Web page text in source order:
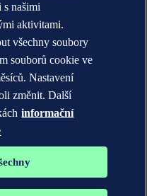
s našimi
aktivitami.
všechny soubory
souborů cookie ve
Nastavení
změnit. Další
informační